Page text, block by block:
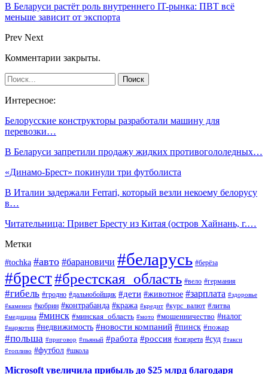
В Беларуси растёт роль внутреннего IT-рынка: ПВТ всё
меньше зависит от экспорта
Prev Next
Комментарии закрыты.
Интересное:
Белорусские конструкторы разработали машину для
перевозки…
В Беларуси запретили продажу жидких противогололедных…
«Динамо-Брест» покинули три футболиста
В Италии задержали Ferrari, который везли некоему белорусу
в…
Читательница: Привет Бресту из Китая (остров Хайнань, г.…
Метки
#tochka #авто #барановичи #беларусь #берёза
#брест#брестская_область #вело #германия
#гибель #гродно #дальнобойщик #дети #животное #зарплата #здоровье
#каменец #кобрин #контрабанда #кража #кредит #курс_валют #литва
#медицина #минск #минская_область #мото #мошенничество #налог
#наркотик #недвижимость #новости компаний #пинск #пожар
#польша #приговор #пьяный #работа #россия #сигарета #суд #такси
#топливо #футбол #школа
Microsoft увеличила прибыль до $25 млрд благодаря